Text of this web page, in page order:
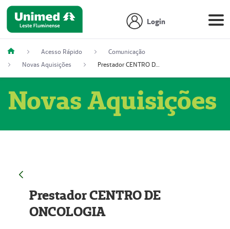
Login
Acesso Rápido
Comunicação
Novas Aquisições
Prestador CENTRO DE ONCOLOGIA
Novas Aquisições
Prestador CENTRO DE
ONCOLOGIA